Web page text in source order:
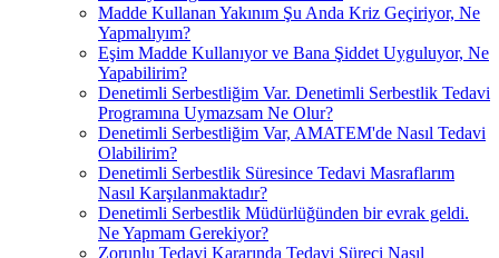
Madde Kullanan Yakınım Şu Anda Kriz Geçiriyor, Ne
Yapmalıyım?
Eşim Madde Kullanıyor ve Bana Şiddet Uyguluyor, Ne
Yapabilirim?
Denetimli Serbestliğim Var. Denetimli Serbestlik Tedavi
Programına Uymazsam Ne Olur?
Denetimli Serbestliğim Var, AMATEM'de Nasıl Tedavi
Olabilirim?
Denetimli Serbestlik Süresince Tedavi Masraflarım
Nasıl Karşılanmaktadır?
Denetimli Serbestlik Müdürlüğünden bir evrak geldi.
Ne Yapmam Gerekiyor?
​Zorunlu Tedavi Kararında Tedavi Süreci Nasıl